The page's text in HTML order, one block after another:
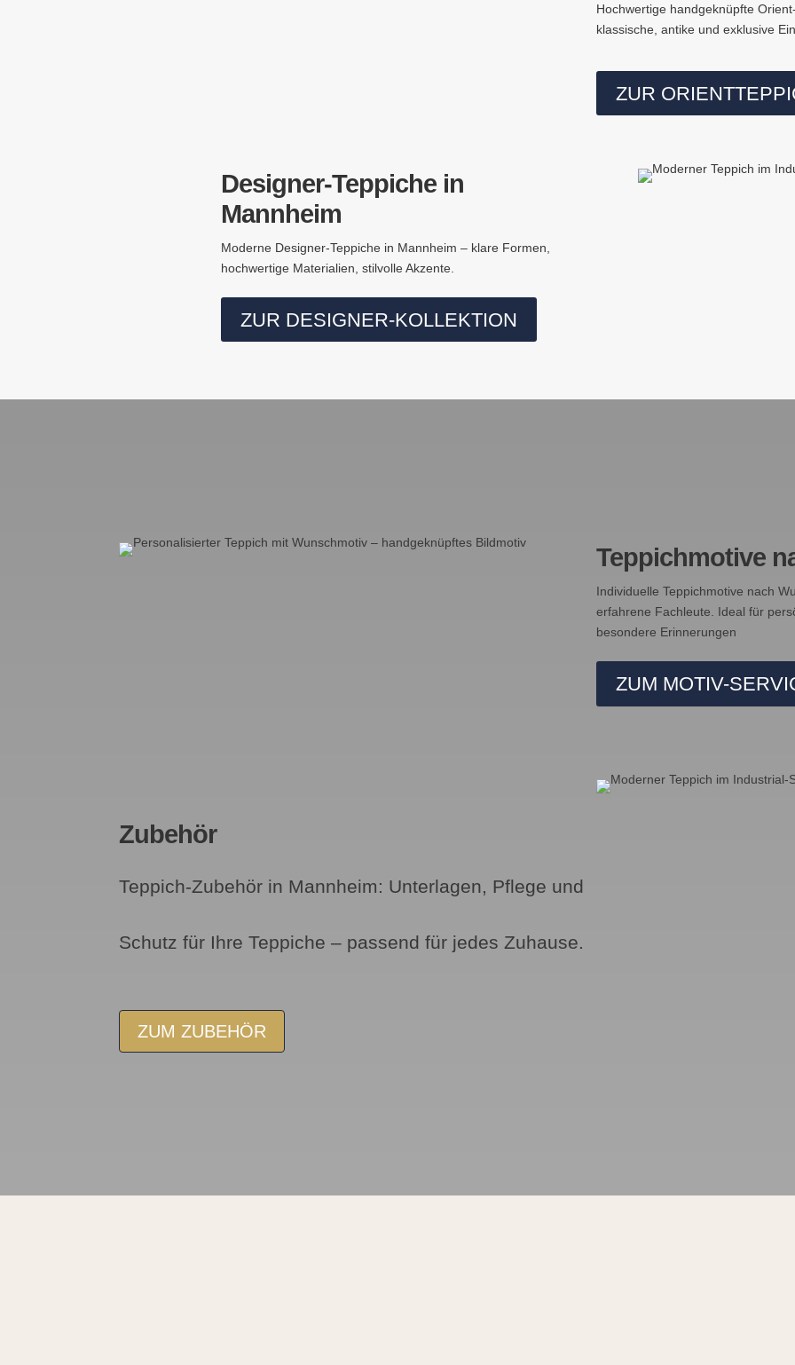
Hochwertige handgeknüpfte
klassische, antike und exklusive
ZUR
Designer-Teppiche in
Mannheim
Moderne Designer-Teppiche in Mannheim – klare Formen,
hochwertige Materialien, stilvolle Akzente.
ZUR DESIGNER-KOLLEKTION
Teppichmotive
Individuelle Teppichmotive nach
erfahrene Fachleute. Ideal für
besondere Erinnerungen
ZUM MOTIV-
Zubehör
Teppich-Zubehör in Mannheim: Unterlagen, Pflege und
Schutz für Ihre Teppiche – passend für jedes Zuhause.
ZUM ZUBEHÖR